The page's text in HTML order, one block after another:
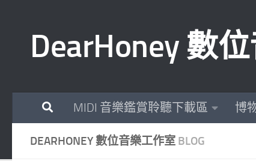
DearHoney 數
MIDI 音樂鑑賞聆聽下載區 博
DEARHONEY 數位音樂工作室 BLOG